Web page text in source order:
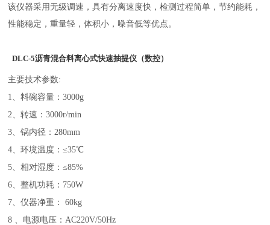
该仪器采用无级调速，具有分离速度快，检测过程简单，节约能耗，
性能稳定，重量轻，体积小，噪音低等优点。
DLC-5沥青混合料离心式快速抽提仪 （数控）
主要技术参数:
1、料碗容量：3000g
2、转速：3000r/min
3、锅内径：280mm
4、环境温度：≤35℃
5、相对湿度：≤85%
6、整机功耗：750W
7、仪器净重： 60kg
8 、电源电压：AC220V/50Hz